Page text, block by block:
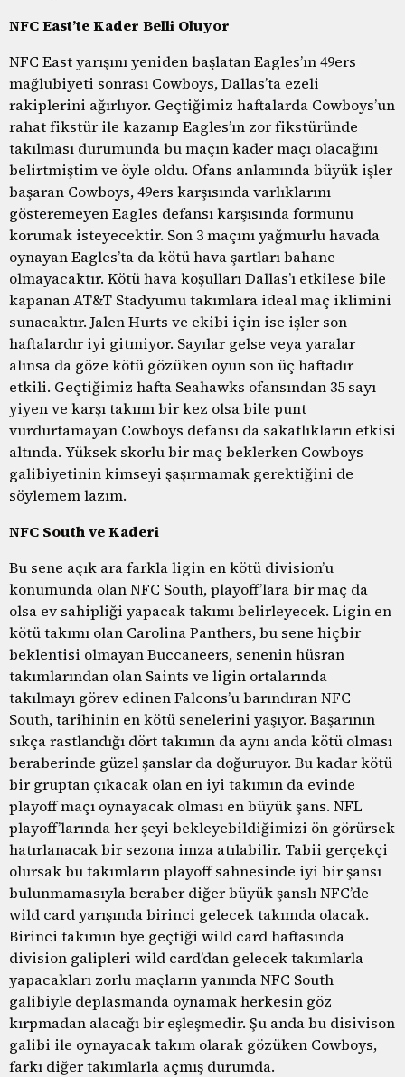
NFC East’te Kader Belli Oluyor
NFC East yarışını yeniden başlatan Eagles’ın 49ers
mağlubiyeti sonrası Cowboys, Dallas’ta ezeli
rakiplerini ağırlıyor. Geçtiğimiz haftalarda Cowboys’un
rahat fikstür ile kazanıp Eagles’ın zor fikstüründe
takılması durumunda bu maçın kader maçı olacağını
belirtmiştim ve öyle oldu. Ofans anlamında büyük işler
başaran Cowboys, 49ers karşısında varlıklarını
gösteremeyen Eagles defansı karşısında formunu
korumak isteyecektir. Son 3 maçını yağmurlu havada
oynayan Eagles’ta da kötü hava şartları bahane
olmayacaktır. Kötü hava koşulları Dallas’ı etkilese bile
kapanan AT&T Stadyumu takımlara ideal maç iklimini
sunacaktır. Jalen Hurts ve ekibi için ise işler son
haftalardır iyi gitmiyor. Sayılar gelse veya yaralar
alınsa da göze kötü gözüken oyun son üç haftadır
etkili. Geçtiğimiz hafta Seahawks ofansından 35 sayı
yiyen ve karşı takımı bir kez olsa bile punt
vurdurtamayan Cowboys defansı da sakatlıkların etkisi
altında. Yüksek skorlu bir maç beklerken Cowboys
galibiyetinin kimseyi şaşırmamak gerektiğini de
söylemem lazım.
NFC South ve Kaderi
Bu sene açık ara farkla ligin en kötü division’u
konumunda olan NFC South, playoff’lara bir maç da
olsa ev sahipliği yapacak takımı belirleyecek. Ligin en
kötü takımı olan Carolina Panthers, bu sene hiçbir
beklentisi olmayan Buccaneers, senenin hüsran
takımlarından olan Saints ve ligin ortalarında
takılmayı görev edinen Falcons’u barındıran NFC
South, tarihinin en kötü senelerini yaşıyor. Başarının
sıkça rastlandığı dört takımın da aynı anda kötü olması
beraberinde güzel şanslar da doğuruyor. Bu kadar kötü
bir gruptan çıkacak olan en iyi takımın da evinde
playoff maçı oynayacak olması en büyük şans. NFL
playoff’larında her şeyi bekleyebildiğimizi ön görürsek
hatırlanacak bir sezona imza atılabilir. Tabii gerçekçi
olursak bu takımların playoff sahnesinde iyi bir şansı
bulunmamasıyla beraber diğer büyük şanslı NFC’de
wild card yarışında birinci gelecek takımda olacak.
Birinci takımın bye geçtiği wild card haftasında
division galipleri wild card’dan gelecek takımlarla
yapacakları zorlu maçların yanında NFC South
galibiyle deplasmanda oynamak herkesin göz
kırpmadan alacağı bir eşleşmedir. Şu anda bu disivison
galibi ile oynayacak takım olarak gözüken Cowboys,
farkı diğer takımlarla açmış durumda.